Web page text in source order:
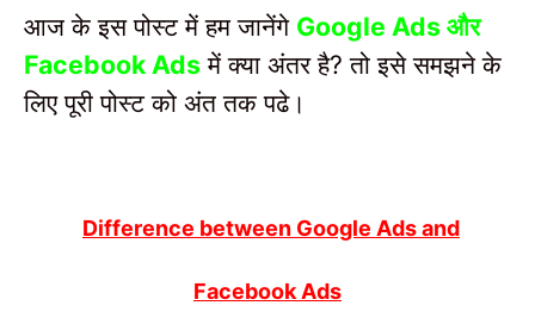
आज के इस पोस्ट में हम जानेंगे Google Adsऔर
Facebook Ads में क्या अंतर है?तो इसे समझने के
लिए पूरी पोस्ट को अंत तक पढे।
Difference between Google Ads and
Facebook Ads